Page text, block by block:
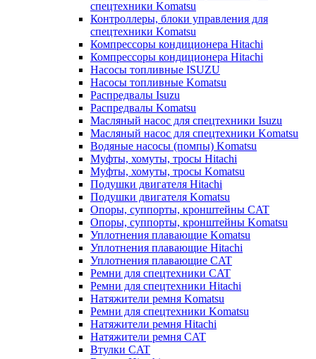
спецтехники Komatsu
Контроллеры, блоки управления для
спецтехники Komatsu
Компрессоры кондиционера Hitachi
Компрессоры кондиционера Hitachi
Насосы топливные ISUZU
Насосы топливные Komatsu
Распредвалы Isuzu
Распредвалы Komatsu
Масляный насос для спецтехники Isuzu
Масляный насос для спецтехники Komatsu
Водяные насосы (помпы) Komatsu
Муфты, хомуты, тросы Hitachi
Муфты, хомуты, тросы Komatsu
Подушки двигателя Hitachi
Подушки двигателя Komatsu
Опоры, суппорты, кронштейны CAT
Опоры, суппорты, кронштейны Komatsu
Уплотнения плавающие Komatsu
Уплотнения плавающие Hitachi
Уплотнения плавающие CAT
Ремни для спецтехники CAT
Ремни для спецтехники Hitachi
Натяжители ремня Komatsu
Ремни для спецтехники Komatsu
Натяжители ремня Hitachi
Натяжители ремня CAT
Втулки CAT